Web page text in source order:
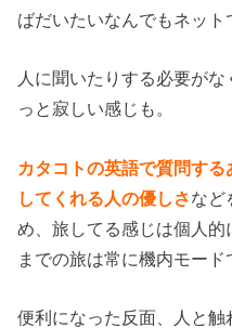
ばだいたいなんでもネット
人に聞いたりする必要が
っと寂しい感じも。
カタコトの英語で質問す
してくれる人の優しさなど
め、旅してる感じは個人
までの旅は常に機内モード
便利になった反面、人と